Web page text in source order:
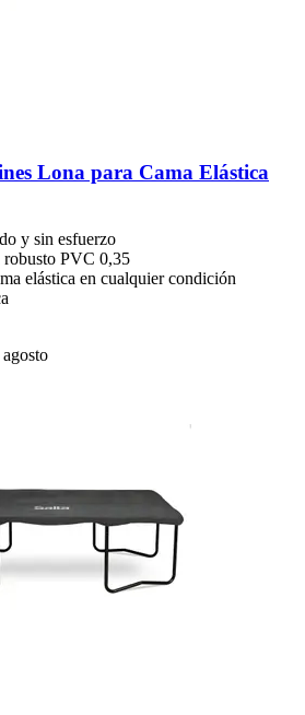
Lona para Cama Elástica
y sin esfuerzo
robusto PVC 0,35
elástica en cualquier condición